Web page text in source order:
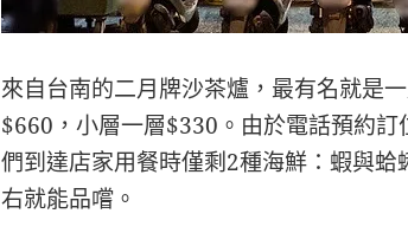
來自台南的二月牌沙茶爐，最有名就是
$660，小層一層$330。由於電話預約
們到達店家用餐時僅剩2種海鮮：蝦與
右就能品嚐。